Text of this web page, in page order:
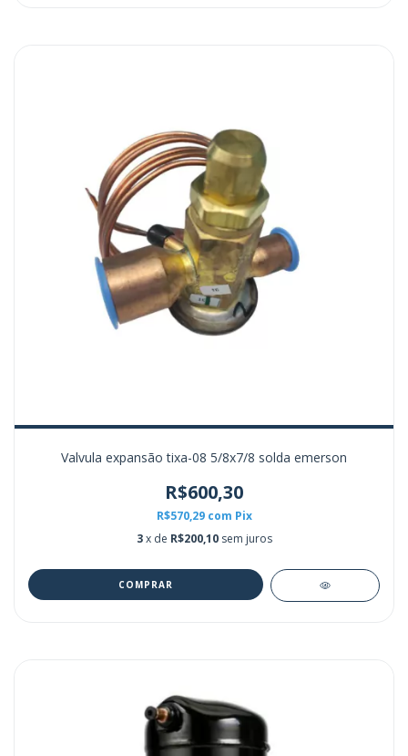
Valvula expansão tixa-08 5/8x7/8 solda emerson
R$600,30
R$570,29 com Pix
3 x de R$200,10 sem juros